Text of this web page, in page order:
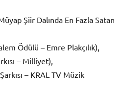
Şiir Dalında En Fazla Satan
Ödülü – Emre Plakçılık),
– Milliyet),
– KRAL TV Müzik